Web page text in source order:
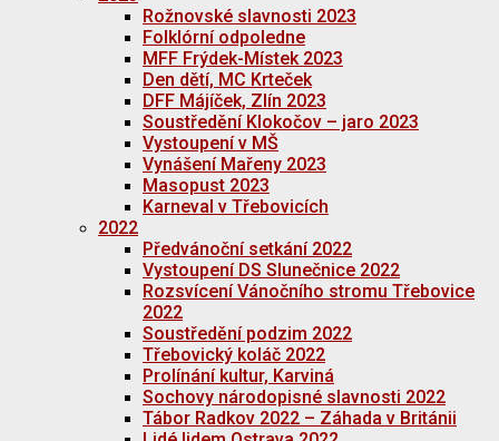
Rožnovské slavnosti 2023
Folklórní odpoledne
MFF Frýdek-Místek 2023
Den dětí, MC Krteček
DFF Májíček, Zlín 2023
Soustředění Klokočov – jaro 2023
Vystoupení v MŠ
Vynášení Mařeny 2023
Masopust 2023
Karneval v Třebovicích
2022
Předvánoční setkání 2022
Vystoupení DS Slunečnice 2022
Rozsvícení Vánočního stromu Třebovice
2022
Soustředění podzim 2022
Třebovický koláč 2022
Prolínání kultur, Karviná
Sochovy národopisné slavnosti 2022
Tábor Radkov 2022 – Záhada v Británii